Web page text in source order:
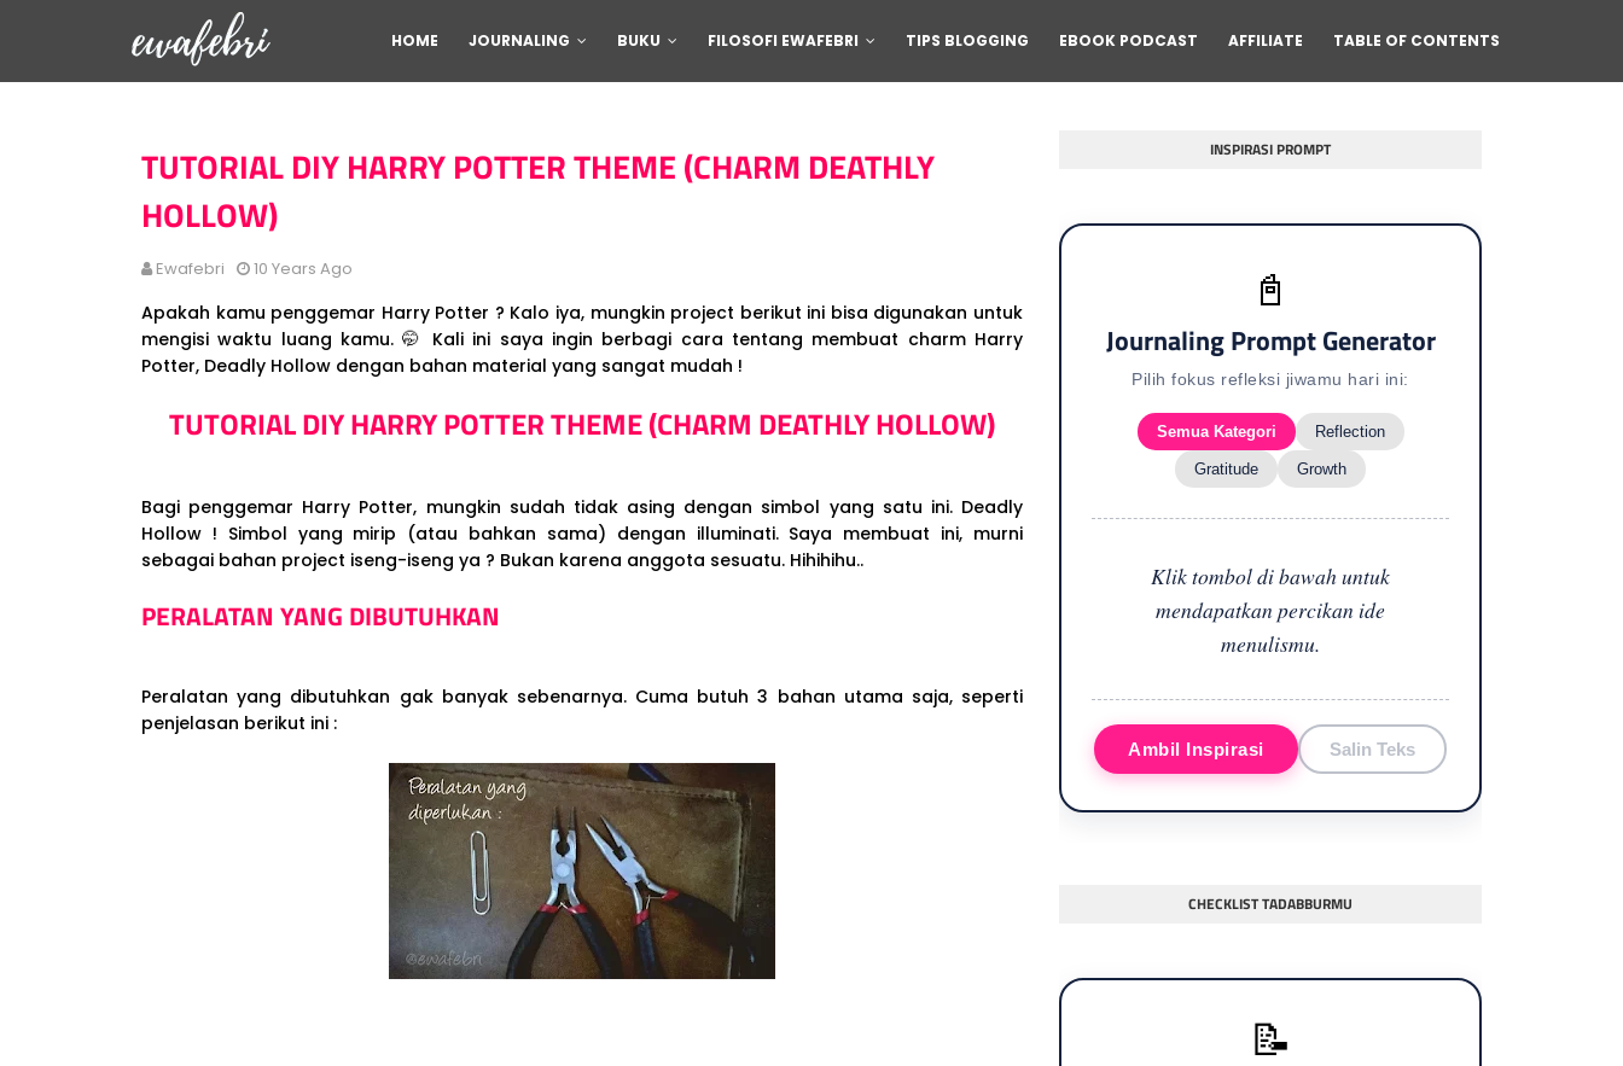
HOME JOURNALING BUKU FILOSOFI EWAFEBRI TIPS BLOGGING EBOOK PODCAST AFFILIATE TABLE OF CONTENTS
TUTORIAL DIY HARRY POTTER THEME (CHARM DEATHLY
HOLLOW)
Ewafebri 10 Years Ago
Apakah kamu penggemar Harry Potter ? Kalo iya, mungkin project berikut ini bisa digunakan untuk
mengisi waktu luang kamu. 🤭 Kali ini saya ingin berbagi cara tentang membuat charm Harry
Potter, Deadly Hollow dengan bahan material yang sangat mudah !
TUTORIAL DIY HARRY POTTER THEME (CHARM DEATHLY HOLLOW)
Bagi penggemar Harry Potter, mungkin sudah tidak asing dengan simbol yang satu ini. Deadly
Hollow ! Simbol yang mirip (atau bahkan sama) dengan illuminati. Saya membuat ini, murni
sebagai bahan project iseng-iseng ya ? Bukan karena anggota sesuatu. Hihihihu..
PERALATAN YANG DIBUTUHKAN
Peralatan yang dibutuhkan gak banyak sebenarnya. Cuma butuh 3 bahan utama saja, seperti
penjelasan berikut ini :
INSPIRASI PROMPT
📓
Journaling Prompt Generator
Pilih fokus refleksi jiwamu hari ini:
Semua Kategori Reflection
Gratitude Growth
Klik tombol di bawah untuk
mendapatkan percikan ide
menulismu.
Ambil Inspirasi Salin Teks
CHECKLIST TADABBURMU
📝